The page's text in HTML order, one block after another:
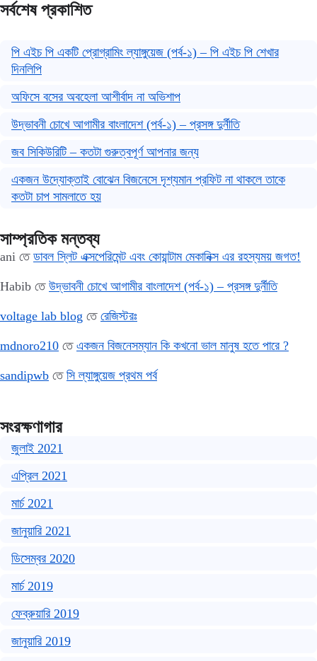
সর্বশেষ প্রকাশিত
পি এইচ পি একটি প্রোগ্রামিং ল্যাঙ্গুয়েজ (পর্ব-১) – পি এইচ পি শেখার
দিনলিপি
অফিসে বসের অবহেলা আশীর্বাদ না অভিশাপ
উদ্ভাবনী চোখে আগামীর বাংলাদেশ (পর্ব-১) – প্রসঙ্গ দুর্নীতি
জব সিকিউরিটি – কতটা গুরুত্বপূর্ণ আপনার জন্য
একজন উদ্যোক্তাই বোঝেন বিজনেসে দৃশ্যমান প্রফিট না থাকলে তাকে
কতটা চাপ সামলাতে হয়
সাম্প্রতিক মন্তব্য
ani তে ডাবল স্লিট এক্সপেরিমেন্ট এবং কোয়ান্টাম মেকানিক্স এর রহস্যময় জগত!
Habib তে উদ্ভাবনী চোখে আগামীর বাংলাদেশ (পর্ব-১) – প্রসঙ্গ দুর্নীতি
voltage lab blog তে রেজিস্টরঃ
mdnoro210 তে একজন বিজনেসম্যান কি কখনো ভাল মানুষ হতে পারে ?
sandipwb তে সি ল্যাঙ্গুয়েজ প্রথম পর্ব
সংরক্ষণাগার
জুলাই 2021
এপ্রিল 2021
মার্চ 2021
জানুয়ারি 2021
ডিসেম্বর 2020
মার্চ 2019
ফেব্রুয়ারি 2019
জানুয়ারি 2019